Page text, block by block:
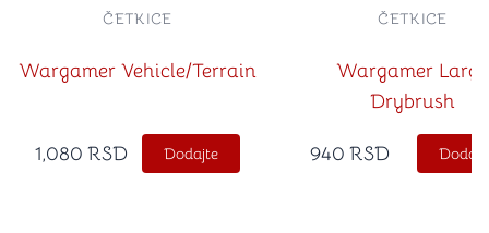
Wargamer Vehicle/Terrain
ČETKICE
1,080 RSD Dodajte
Wargamer Large
Drybrush
ČETKICE
940 RSD